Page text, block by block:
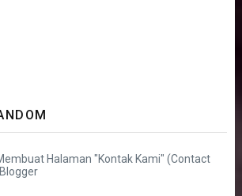
Halaman "Kontak Kami" (Contact